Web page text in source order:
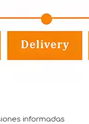
informadas